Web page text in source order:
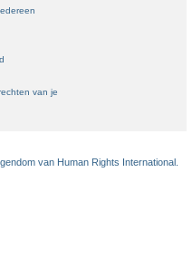
van je
van Human Rights International.